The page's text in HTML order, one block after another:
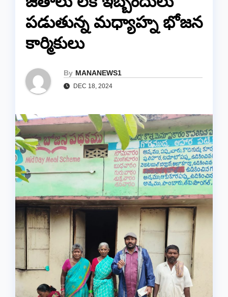
పడుతున్న మధ్యాహ్న భోజన
కార్మికులు
By MANANEWS1
DEC 18, 2024